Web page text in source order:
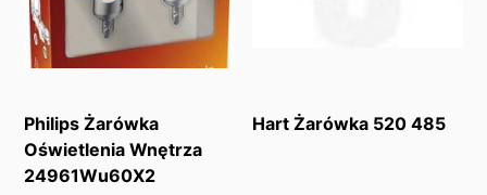
Philips Żarówka
Oświetlenia Wnętrza
24961Wu60X2
Hart Żarówka 520 485